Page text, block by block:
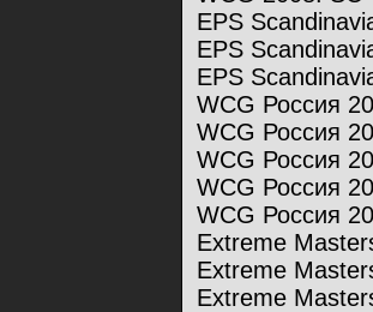
EPS
EPS
EPS
WCG Россия
WCG Россия
WCG Россия
WCG Россия
WCG Россия
Extreme
Extreme
Extreme